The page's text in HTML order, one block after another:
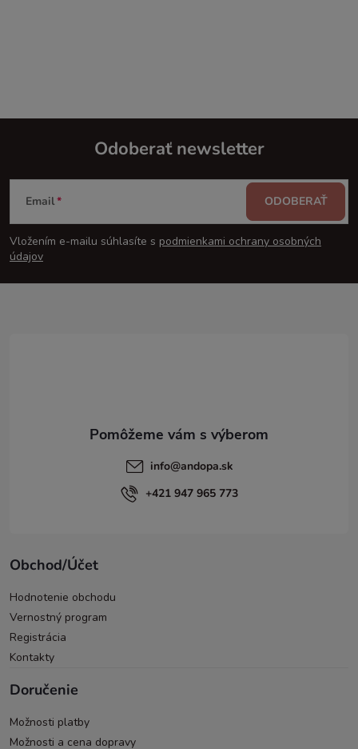
Z
á
p
Odoberať newsletter
Email
Vložením e-mailu súhlasíte s podmienkami ochrany osobných
údajov
ODOBERAŤ
info@andopa.sk
+421 947 965 773
Obchod/Účet
Hodnotenie obchodu
Vernostný program
Registrácia
Kontakty
Doručenie
Možnosti platby
Možnosti a cena dopravy